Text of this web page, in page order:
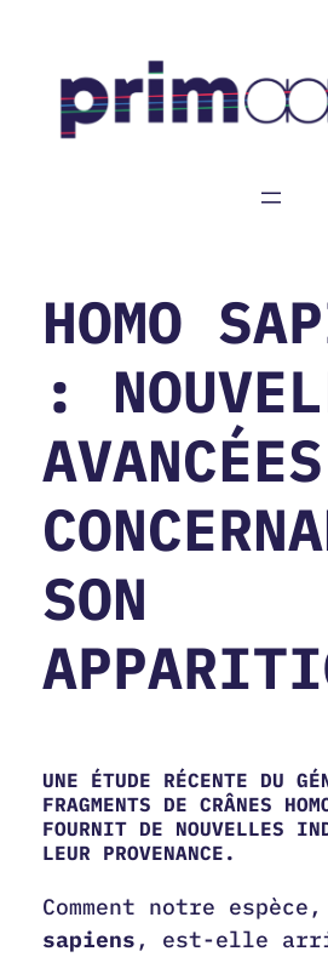
contenu
HOMO
:
AVANCÉES
SON
UNE ÉTUDE RÉCENTE DU
FRAGMENTS DE CRÂNES
FOURNIT DE NOUVELLES
LEUR PROVENANCE.
Comment notre espèce,
sapiens , est-elle